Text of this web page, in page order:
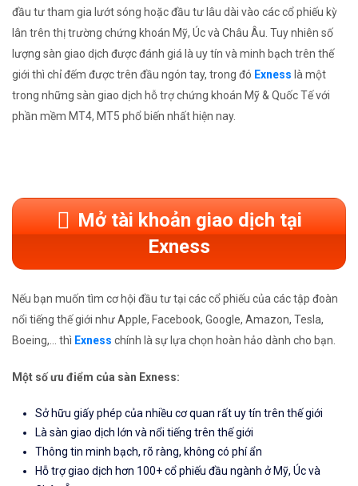
đầu tư tham gia lướt sóng hoặc đầu tư lâu dài vào các cổ phiếu kỳ
lân trên thị trường chứng khoán Mỹ, Úc và Châu Âu. Tuy nhiên số
lượng sàn giao dịch được đánh giá là uy tín và minh bạch trên thế
giới thì chỉ đếm được trên đầu ngón tay, trong đó Exness là một
trong những sàn giao dịch hỗ trợ chứng khoán Mỹ & Quốc Tế với
phần mềm MT4, MT5 phổ biến nhất hiện nay.
Mở tài khoản giao dịch tại
Exness
Nếu bạn muốn tìm cơ hội đầu tư tại các cổ phiếu của các tập đoàn
nổi tiếng thế giới như Apple, Facebook, Google, Amazon, Tesla,
Boeing,... thì Exness chính là sự lựa chọn hoàn hảo dành cho bạn.
Một số ưu điểm của sàn Exness:
Sở hữu giấy phép của nhiều cơ quan rất uy tín trên thế giới
Là sàn giao dịch lớn và nổi tiếng trên thế giới
Thông tin minh bạch, rõ ràng, không có phí ẩn
Hỗ trợ giao dịch hơn 100+ cổ phiếu đầu ngành ở Mỹ, Úc và